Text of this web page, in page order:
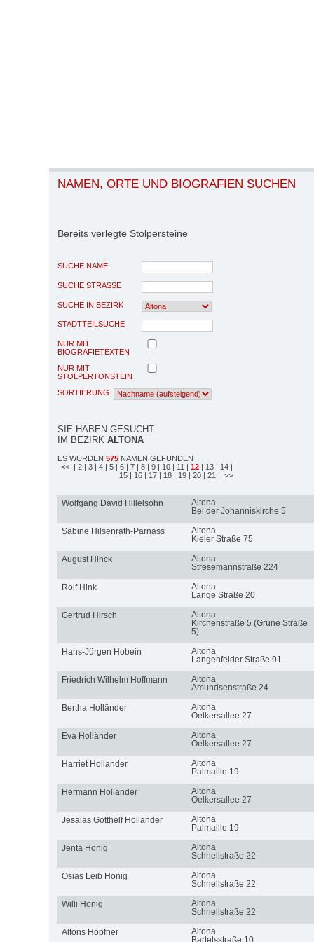
NAMEN, ORTE UND BIOGRAFIEN SUCHEN
Bereits verlegte Stolpersteine
SUCHE NAME
SUCHE STRASSE
SUCHE IN BEZIRK
STADTTEILSUCHE
NUR MIT
BIOGRAFIETEXTEN
NUR MIT
STOLPERTONSTEIN
SORTIERUNG
SIE HABEN GESUCHT:
IM BEZIRK ALTONA
ES WURDEN 575 NAMEN GEFUNDEN
<< | 2 | 3 | 4 | 5 | 6 | 7 | 8 | 9 | 10 | 11 | 12 | 13 | 14 |
15 | 16 | 17 | 18 | 19 | 20 | 21 | >>
Wolfgang David Hillelsohn
Altona
Bei der Johanniskirche 5
Sabine Hilsenrath-Parnass
Altona
Kieler Straße 75
August Hinck
Altona
Stresemannstraße 224
Rolf Hink
Altona
Lange Straße 20
Gertrud Hirsch
Altona
Kirchenstraße 5 (Grüne Straße
5)
Hans-Jürgen Hobein
Altona
Langenfelder Straße 91
Friedrich Wilhelm Hoffmann
Altona
Amundsenstraße 24
Bertha Holländer
Altona
Oelkersallee 27
Eva Holländer
Altona
Oelkersallee 27
Harriet Hollander
Altona
Palmaille 19
Hermann Holländer
Altona
Oelkersallee 27
Jesaias Gotthelf Hollander
Altona
Palmaille 19
Jenta Honig
Altona
Schnellstraße 22
Osias Leib Honig
Altona
Schnellstraße 22
Willi Honig
Altona
Schnellstraße 22
Alfons Höpfner
Altona
Bartelsstraße 10